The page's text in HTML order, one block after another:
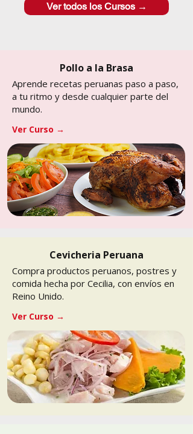
Ver todos los Cursos →
Pollo a la Brasa
Aprende recetas peruanas paso a paso,
a tu ritmo y desde cualquier parte del
mundo.
Ver Curso →
Cevicheria Peruana
Compra productos peruanos, postres y
comida hecha por Cecilia, con envíos en
Reino Unido.
Ver Curso →